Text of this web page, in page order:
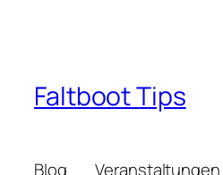
Faltboot Tips
Blog Veranstaltungen